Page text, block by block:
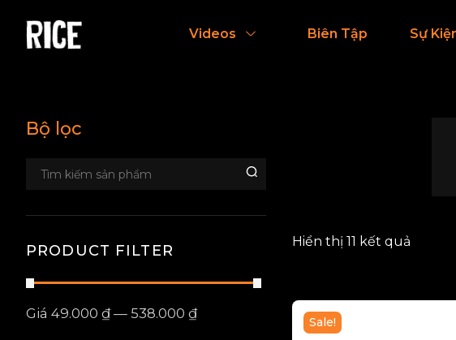
Videos Biên Tập Sự
Hiển thị 11 kết quả
Sale!
Bộ lọc
PRODUCT FILTER
Giá 49.000 ₫— 538.000 ₫